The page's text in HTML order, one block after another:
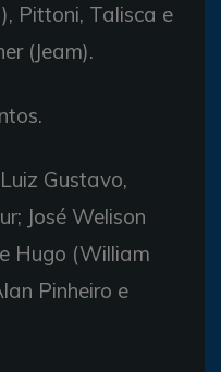
Pittoni, Talisca e
(Jeam).
Gustavo,
José Welison
Hugo (William
Pinheiro e